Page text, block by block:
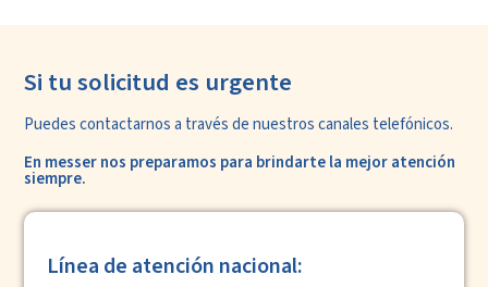
Si tu solicitud es urgente
Puedes contactarnos a través de nuestroscanales telefónicos.
En messer nos preparamos para brindarte la mejor atención
siempre.
Línea de atención nacional: